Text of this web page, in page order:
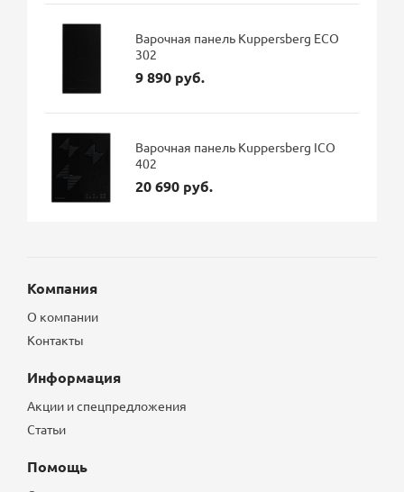
Варочная панель Kuppersberg ECO
302
9 890 руб.
Варочная панель Kuppersberg ICO
402
20 690 руб.
Компания
О компании
Контакты
Информация
Акции и спецпредложения
Статьи
Помощь